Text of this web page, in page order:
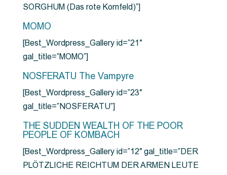
SORGHUM (Das rote Kornfeld)”]
MOMO
[Best_Wordpress_Gallery id=”21″
gal_title=”MOMO”]
NOSFERATU The Vampyre
[Best_Wordpress_Gallery id=”23″
gal_title=”NOSFERATU”]
THE SUDDEN WEALTH OF THE POOR
PEOPLE OF KOMBACH
[Best_Wordpress_Gallery id=”12″ gal_title=”DER
PLÖTZLICHE REICHTUM DER ARMEN LEUTE